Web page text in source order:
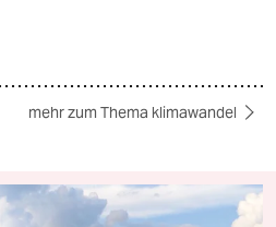
mehr zum Thema klimawandel